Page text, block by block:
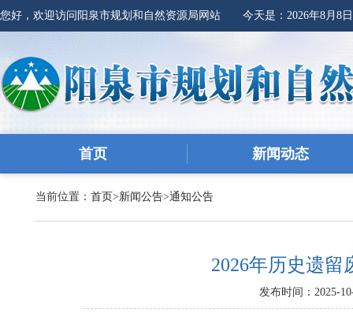
您好，欢迎访问阳泉市规划和自然资源局网站 今天是： 2026年8月8
首页 新闻动态
当前位置： 首页>新闻公告>通知公告
2026年历史遗
发布时间：2025-